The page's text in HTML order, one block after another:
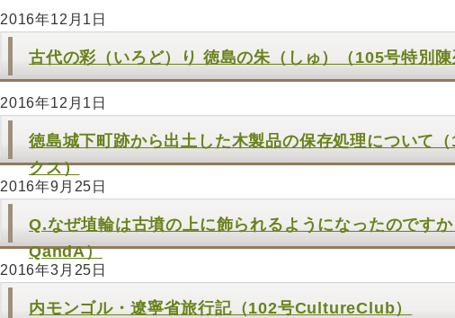
2016年12月1日
古代の彩（いろど）り 徳島の朱（しゅ）（105号特別陳
2016年12月1日
徳島城下町跡から出土した木製品の保存処理について
クス）
2016年9月25日
Q.なぜ埴輪は古墳の上に飾られるようになったのです
QandA）
2016年3月25日
内モンゴル・遼寧省旅行記（102号CultureClub）